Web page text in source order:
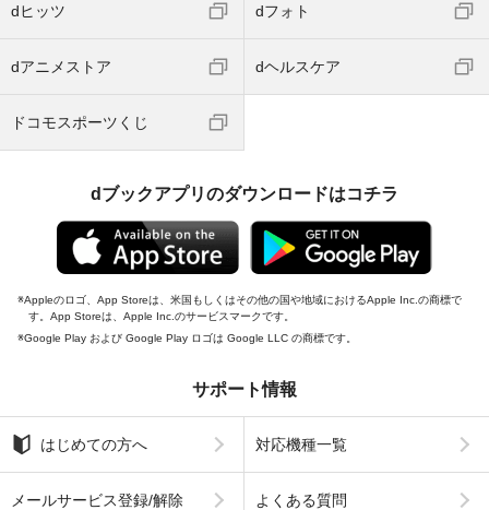
dヒッツ dフォト
dアニメストア dヘルスケア
ドコモスポーツくじ
dブックアプリのダウンロードはコチラ
Appleのロゴ、App Storeは、米国もしくはその他の国や地域におけるApple Inc.の商標で
す。App Storeは、Apple Inc.のサービスマークです。
Google Play および Google Play ロゴは Google LLC の商標です。
サポート情報
はじめての方へ 対応機種一覧
メールサービス登録/解除 よくある質問